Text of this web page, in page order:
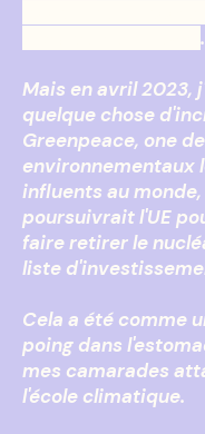
.
Mais en avril 2023,
quelque chose
Greenpeace, one
environnementaux
influents au
poursuivrait l'UE
faire retirer le
liste
Cela a été comme
poing dans
mes camarades
l'école climatique.